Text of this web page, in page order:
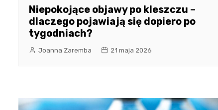
Niepokojące objawy po kleszczu –
dlaczego pojawiają się dopiero po
tygodniach?
Joanna Zaremba 21 maja 2026